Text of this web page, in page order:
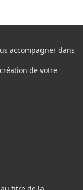
accompagner dans
de votre